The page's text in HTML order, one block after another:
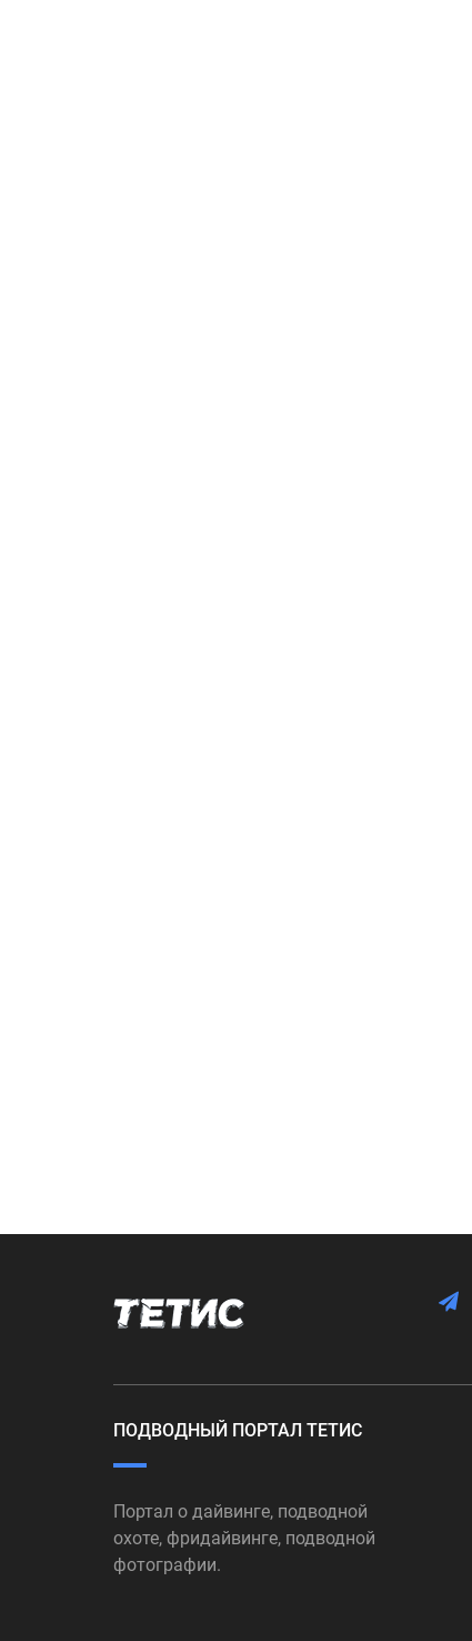
ПОДВОДНЫЙ ПОРТАЛ ТЕТИС
Портал о дайвинге, подводной
охоте, фридайвинге, подводной
фотографии.